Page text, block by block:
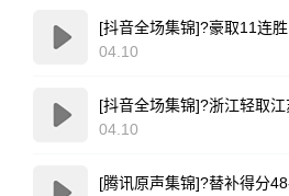
04.10
04.10